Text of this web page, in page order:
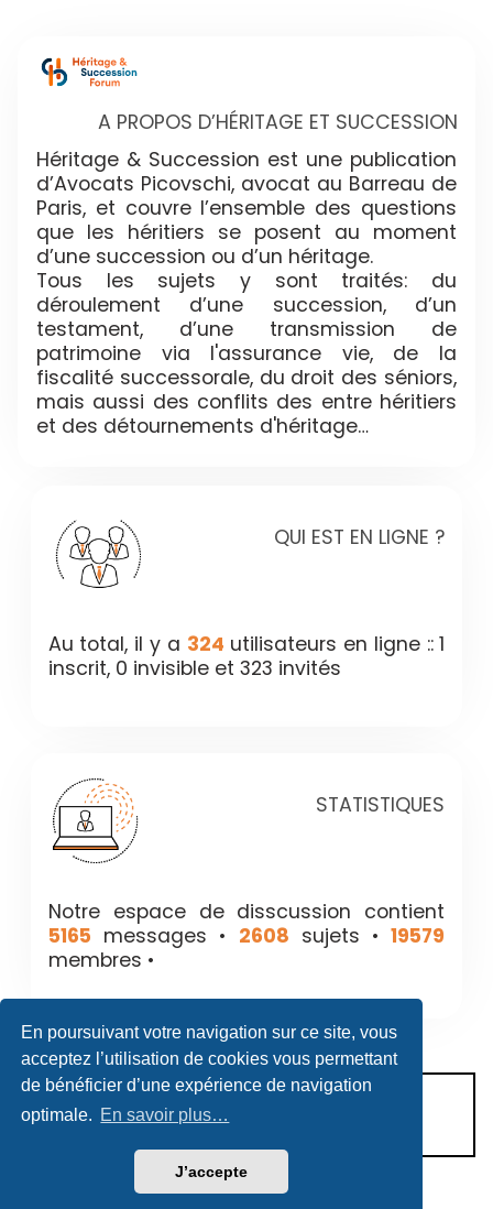
En poursuivant votre navigation sur ce site, vous
acceptez l’utilisation de cookies vous permettant
de bénéficier d’une expérience de navigation
optimale. En savoir plus…
J’accepte
A PROPOS D’HÉRITAGE ET SUCCESSION
Héritage & Succession est une publication
d’Avocats Picovschi, avocat au Barreau de
Paris, et couvre l’ensemble des questions
que les héritiers se posent au moment
d’une succession ou d’un héritage.
Tous les sujets y sont traités: du
déroulement d’une succession, d’un
testament, d’une transmission de
patrimoine via l'assurance vie, de la
fiscalité successorale, du droit des séniors,
mais aussi des conflits des entre héritiers
et des détournements d'héritage…
QUI EST EN LIGNE ?
Au total, il y a 324 utilisateurs en ligne :: 1
inscrit, 0 invisible et 323 invités
STATISTIQUES
Notre espace de disscussion contient
5165 messages • 2608 sujets •19579
membres •
CONDITIONS D’UTILISATION
POLITIQUE DE VIE PRIVÉE
Héritage & Succession